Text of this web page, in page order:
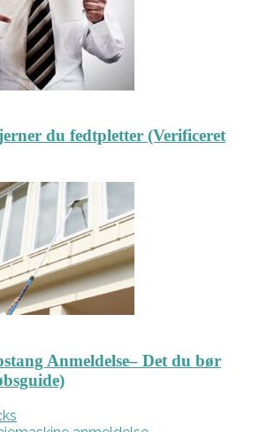
du fedtpletter (Verificeret
Anmeldelse– Det du bør